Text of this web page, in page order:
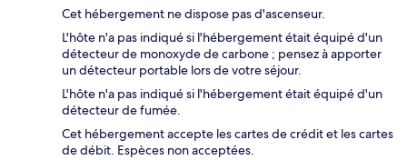
Cet hébergement ne dispose pas d'ascenseur.
L'hôte n'a pas indiqué si l'hébergement était équipé d'un
détecteur de monoxyde de carbone ; pensez à apporter
un détecteur portable lors de votre séjour.
L'hôte n'a pas indiqué si l'hébergement était équipé d'un
détecteur de fumée.
Cet hébergement accepte les cartes de crédit et les cartes
de débit. Espèces non acceptées.